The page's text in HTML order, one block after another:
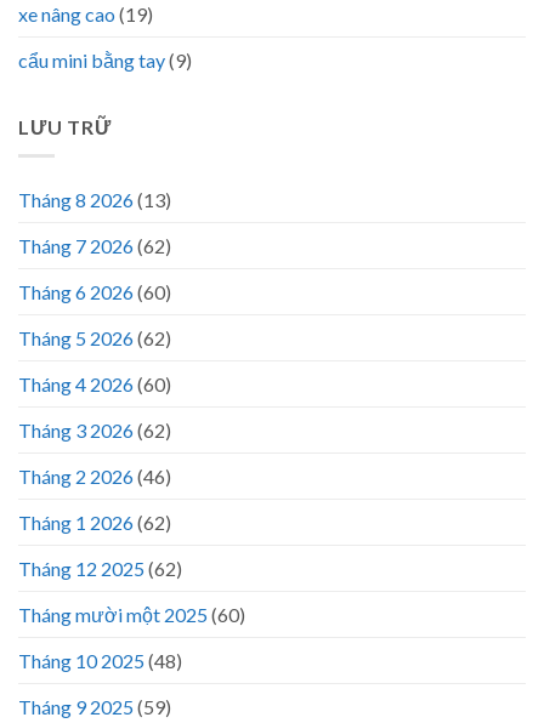
xe nâng cao (19)
cẩu mini bằng tay(9)
LƯU TRỮ
Tháng 8 2026(13)
Tháng 7 2026(62)
Tháng 6 2026(60)
Tháng 5 2026(62)
Tháng 4 2026(60)
Tháng 3 2026(62)
Tháng 2 2026(46)
Tháng 1 2026(62)
Tháng 12 2025(62)
Tháng mười một 2025(60)
Tháng 10 2025(48)
Tháng 9 2025(59)